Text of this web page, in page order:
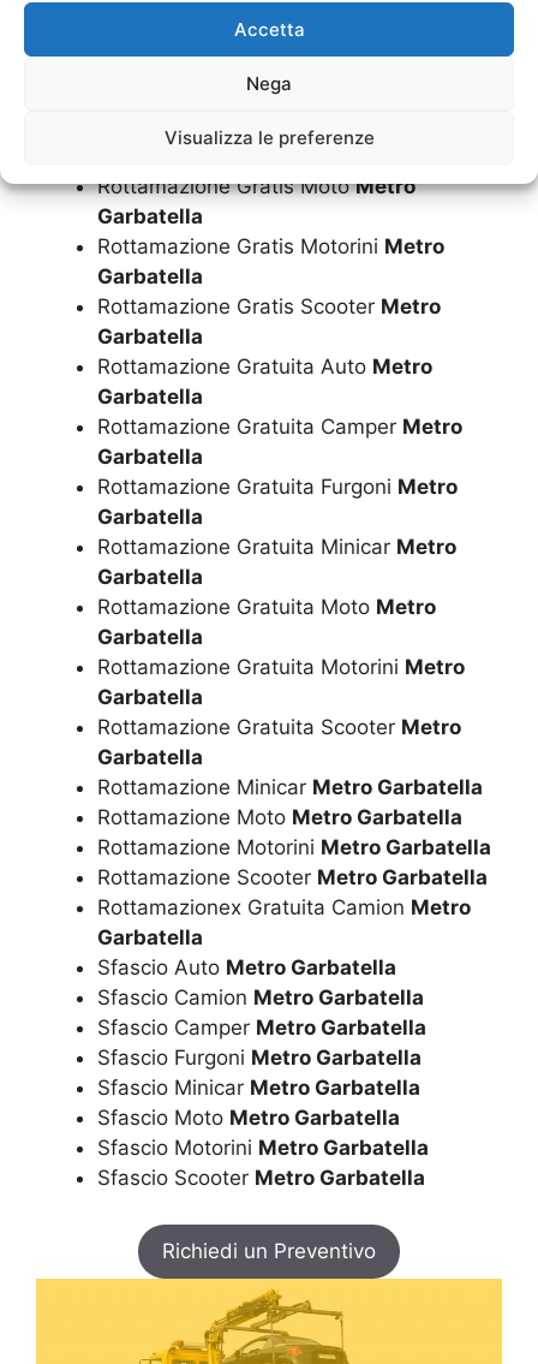
Accetta
Nega
Visualizza le preferenze
Rottamazione Gratis CamperMetro
Rottamazione Gratis Minicar
Rottamazione Gratis MotoMetro
Garbatella
Rottamazione Gratis Motorini Metro
Garbatella
Rottamazione Gratis Scooter Metro
Garbatella
Rottamazione Gratuita Auto Metro
Garbatella
Rottamazione Gratuita Camper Metro
Garbatella
Rottamazione Gratuita Furgoni Metro
Garbatella
Rottamazione Gratuita Minicar Metro
Garbatella
Rottamazione Gratuita Moto Metro
Garbatella
Rottamazione Gratuita Motorini Metro
Garbatella
Rottamazione Gratuita Scooter Metro
Garbatella
Rottamazione Minicar Metro Garbatella
Rottamazione Moto Metro Garbatella
Rottamazione Motorini Metro Garbatella
Rottamazione Scooter Metro Garbatella
Rottamazionex Gratuita Camion Metro
Garbatella
Sfascio Auto Metro Garbatella
Sfascio Camion Metro Garbatella
Sfascio Camper Metro Garbatella
Sfascio Furgoni Metro Garbatella
Sfascio Minicar Metro Garbatella
Sfascio Moto Metro Garbatella
Sfascio Motorini Metro Garbatella
Sfascio Scooter Metro Garbatella
Richiedi un Preventivo